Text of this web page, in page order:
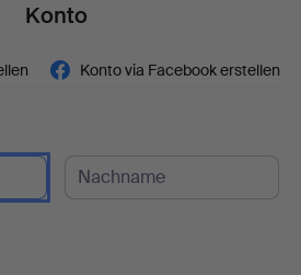
Konto
Konto via Facebook erstellen